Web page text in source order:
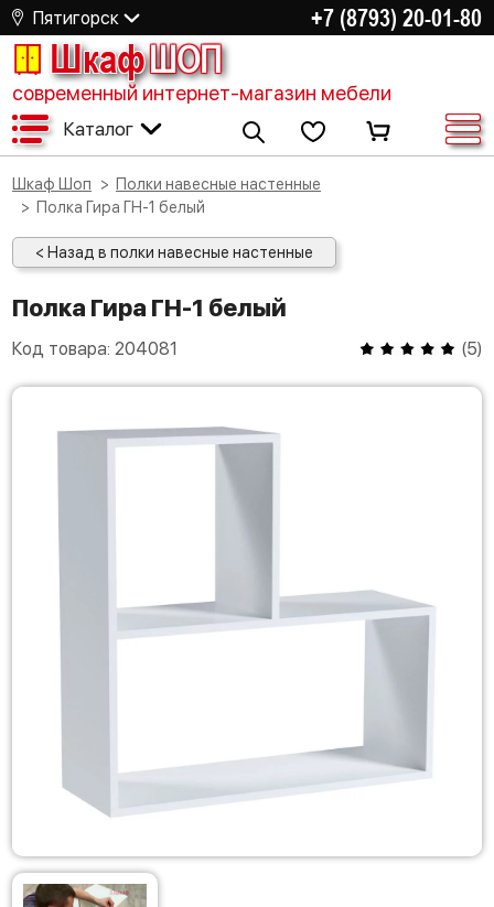
Пятигорск +7 (8793) 20-01-80
ШкафШОП
современный интернет-магазин мебели
Каталог
Шкаф Шоп
Полки навесные настенные
Полка Гира ГН-1 белый
< Назад в полки навесные настенные
Полка Гира ГН-1 белый
Код товара: 204081 (5)